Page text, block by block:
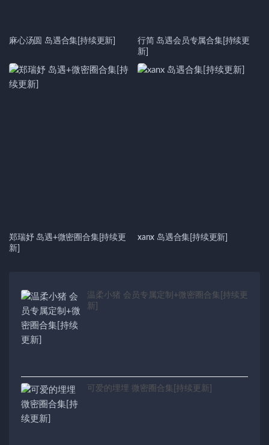
麻心汤圆 岛遇合集[持续更新]
行简 岛遇会员专属合集[持续更
新]
郑瑞妤 岛遇+微密圈合集[持续更
新]
xanx 岛遇合集[持续更新]
温柔小猪 会员专属定制+微密圈合集[持续更
新]
可爱的埋埋 微密圈合集[持续更新]